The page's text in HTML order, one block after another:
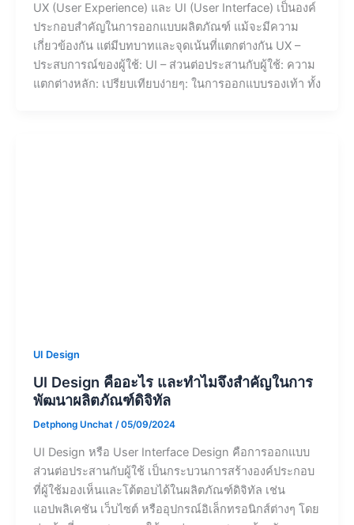
UX (User Experience) และ UI (User Interface) เป็นองค์
ประกอบสำคัญในการออกแบบผลิตภัณฑ์ แม้จะมีความ
เกี่ยวข้องกัน แต่มีบทบาทและจุดเน้นที่แตกต่างกัน UX –
ประสบการณ์ของผู้ใช้: UI – ส่วนต่อประสานกับผู้ใช้: ความ
แตกต่างหลัก: เปรียบเทียบง่ายๆ: ในการออกแบบรองเท้า ทั้ง
UI Design
UI Design คืออะไร และทำไมจึงสำคัญในการ
พัฒนาผลิตภัณฑ์ดิจิทัล
Detphong Unchat /05/09/2024
UI Design หรือ User Interface Design คือการออกแบบ
ส่วนต่อประสานกับผู้ใช้ เป็นกระบวนการสร้างองค์ประกอบ
ที่ผู้ใช้มองเห็นและโต้ตอบได้ในผลิตภัณฑ์ดิจิทัล เช่น
แอปพลิเคชัน เว็บไซต์ หรืออุปกรณ์อิเล็กทรอนิกส์ต่างๆ โดย